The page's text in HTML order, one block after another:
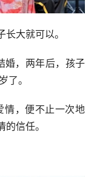
却不同意了，觉
的家庭。